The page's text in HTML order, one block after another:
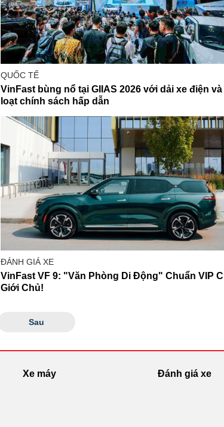
QUỐC TẾ
VinFast bùng nổ tại GIIAS 2026 với dải xe điện và
loạt chính sách hấp dẫn
ĐÁNH GIÁ XE
VinFast VF 9: "Văn Phòng Di Động" Chuẩn VIP
Giới Chủ!
Sau
Xe máy Đánh giá xe